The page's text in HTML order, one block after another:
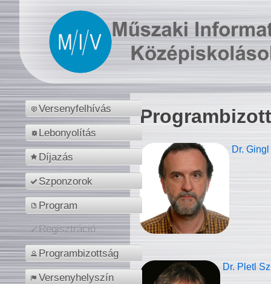
Versenyfelhívás
Lebonyolítás
Díjazás
Szponzorok
Program
Regisztráció
Programbizottság
Versenyhelyszín
Dr.
Dr. Pletl